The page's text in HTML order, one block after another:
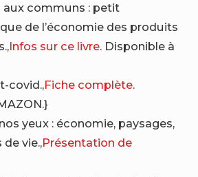
aux communs : petit
de l’économie des produits
Infos sur ce livre. Disponible à
covid.,Fiche complète.
yeux : économie, paysages,
vie.,Présentation de